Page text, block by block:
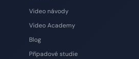
Video návody
Video Academy
Blog
Případové studie